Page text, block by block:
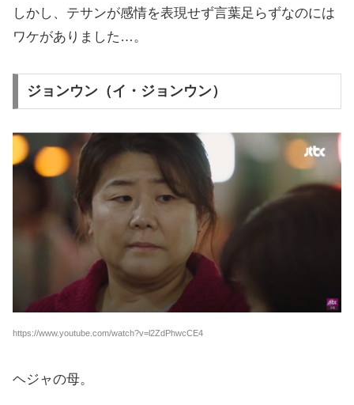
しかし、テサンが感情を表現せず言葉足らずなのには
ワケがありました…。
ジョンウン（イ・ジョンウン）
https://www.youtube.com/watch?v=l2ZdPhwcCE4
ヘジャの母。